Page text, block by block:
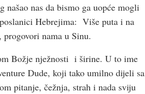
nas da bismo ga uopće mogli
Hebrejima: Više puta i na
progovori nama u Sinu.
Božje nježnosti i širine. U to ime
Dude, koji tako umilno dijeli sa
pitanje, čežnja, strah i nada sviju